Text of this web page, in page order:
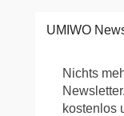
UMIWO
Nichts
kostenlos